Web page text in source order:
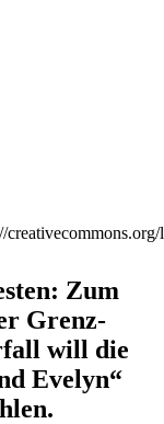
Zum
Grenz­
will die
Evelyn“